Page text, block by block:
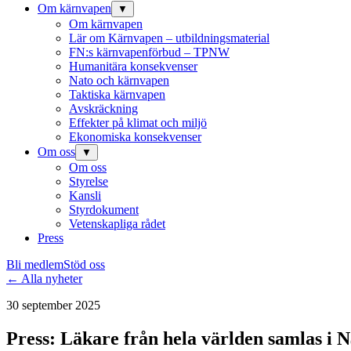
Om kärnvapen
▼
Om kärnvapen
Lär om Kärnvapen – utbildningsmaterial
FN:s kärnvapenförbud – TPNW
Humanitära konsekvenser
Nato och kärnvapen
Taktiska kärnvapen
Avskräckning
Effekter på klimat och miljö
Ekonomiska konsekvenser
Om oss
▼
Om oss
Styrelse
Kansli
Styrdokument
Vetenskapliga rådet
Press
Bli medlemStöd oss
← Alla nyheter
30 september 2025
Press: Läkare från hela världen samlas i